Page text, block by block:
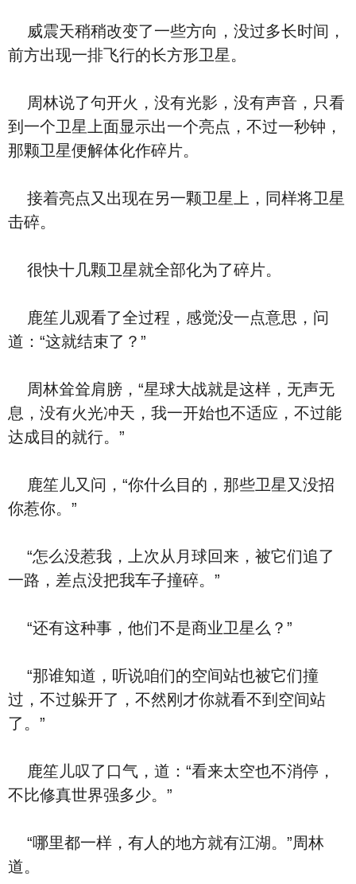
威震天稍稍改变了一些方向，没过多长时间，
前方出现一排飞行的长方形卫星。
周林说了句开火，没有光影，没有声音，只看
到一个卫星上面显示出一个亮点，不过一秒钟，
那颗卫星便解体化作碎片。
接着亮点又出现在另一颗卫星上，同样将卫星
击碎。
很快十几颗卫星就全部化为了碎片。
鹿笙儿观看了全过程，感觉没一点意思，问
道：“这就结束了？”
周林耸耸肩膀，“星球大战就是这样，无声无
息，没有火光冲天，我一开始也不适应，不过能
达成目的就行。”
鹿笙儿又问，“你什么目的，那些卫星又没招
你惹你。”
“怎么没惹我，上次从月球回来，被它们追了
一路，差点没把我车子撞碎。”
“还有这种事，他们不是商业卫星么？”
“那谁知道，听说咱们的空间站也被它们撞
过，不过躲开了，不然刚才你就看不到空间站
了。”
鹿笙儿叹了口气，道：“看来太空也不消停，
不比修真世界强多少。”
“哪里都一样，有人的地方就有江湖。”周林
道。